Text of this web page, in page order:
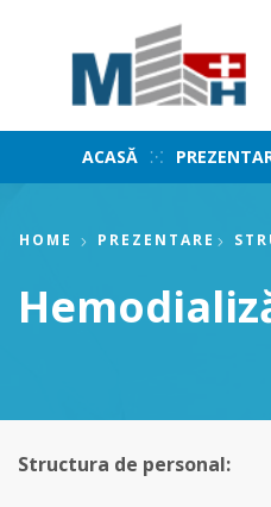
ACASĂ
HOME PREZENTARE
Structura de personal: